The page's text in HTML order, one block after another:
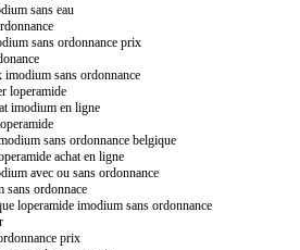
sans eau
sans ordonnance prix
imodium sans ordonnance
loperamide
imodium en ligne
sans ordonnance belgique
achat en ligne
avec ou sans ordonnance
sans ordonnace
loperamide imodium sans ordonnance
prix